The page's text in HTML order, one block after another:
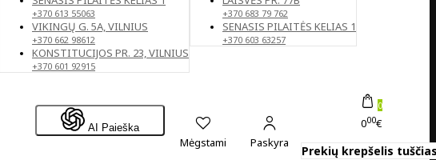
+370 613 55063
VIKINGŲ G. 5A, VILNIUS
+370 662 98612
KONSTITUCIJOS PR. 23, VILNIUS
+370 601 92915
+370 683 79 762
SENASIS PILAITĖS KELIAS 1
+370 603 63257
AI Paieška
Mėgstami Paskyra
0
000€
Prekių krepšelis